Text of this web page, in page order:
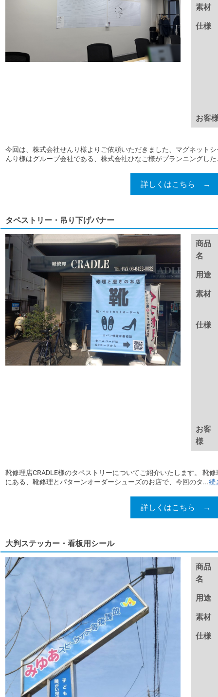
素材
仕様
お客
今回は、株式会社せんり様よりご依頼いただきました、マグネット
んり様はグループ会社である、株式会社ひなご様がプランニングした
詳しくはこちら →
タペストリー・吊り下げバナー
商品
名
用途
素材
仕様
お客
様
靴修理店CRADLE様のタペストリーについてご紹介いたします。 靴
にある、靴修理とパターンオーダーシューズのお店で、今回のタ...続
詳しくはこちら →
大判ステッカー・看板用シール
商品
名
用途
素材
仕様